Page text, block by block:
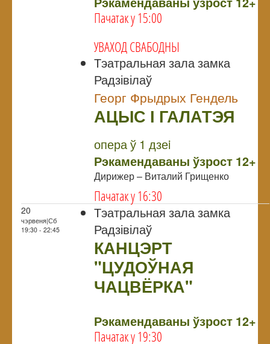
Пачатак у 15:00
УВАХОД СВАБОДНЫ
Тэатральная зала замка
Радзівілаў
Георг Фрыдрых Гендель
АЦЫС І ГАЛАТЭЯ
опера ў 1 дзеi
Рэкамендаваны ўзрост 12+
Дирижер – Виталий Грищенко
Пачатак у 16:30
20
чэрвеня|Сб
19:30 - 22:45
Тэатральная зала замка
Радзівілаў
КАНЦЭРТ
"ЦУДОЎНАЯ
ЧАЦВЁРКА"
Рэкамендаваны ўзрост 12+
Пачатак у 19:30